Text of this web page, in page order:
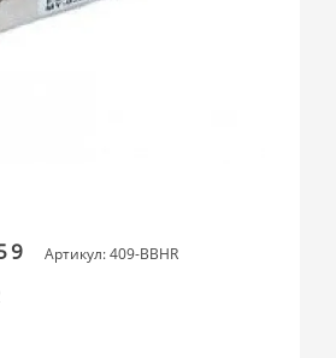
Артикул: 409-BBHR